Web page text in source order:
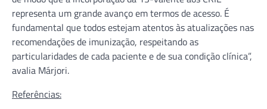
representa um grande avanço em termos de acesso. É
fundamental que todos estejam atentos às atualizações nas
recomendações de imunização, respeitando as
particularidades de cada paciente e de sua condição clínica”,
avalia Márjori.
Referências: